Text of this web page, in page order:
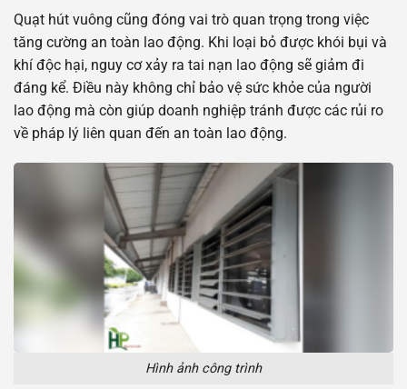
Quạt hút vuông cũng đóng vai trò quan trọng trong việc
tăng cường an toàn lao động. Khi loại bỏ được khói bụi và
khí độc hại, nguy cơ xảy ra tai nạn lao động sẽ giảm đi
đáng kể. Điều này không chỉ bảo vệ sức khỏe của người
lao động mà còn giúp doanh nghiệp tránh được các rủi ro
về pháp lý liên quan đến an toàn lao động.
Hình ảnh công trình